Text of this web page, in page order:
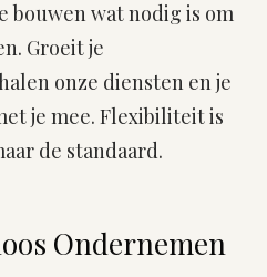
bouwen wat nodig is om
Groeit je
onze diensten en je
je mee. Flexibiliteit is
de standaard.
Ondernemen